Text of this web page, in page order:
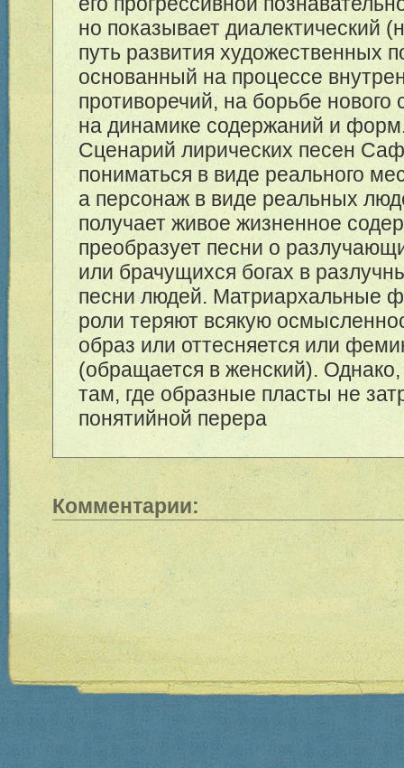
но показывает диалектический
путь развития художественных
основанный на процессе
противоречий, на борьбе нового
на динамике содержаний и
Сценарий лирических песен
пониматься в виде реального
а персонаж в виде реальных
получает живое жизненное
преобразует песни о
или брачущихся богах в
песни людей. Матриархальные
роли теряют всякую
образ или оттесняется или
(обращается в женский).
там, где образные пласты не
понятийной перера
Комментарии: